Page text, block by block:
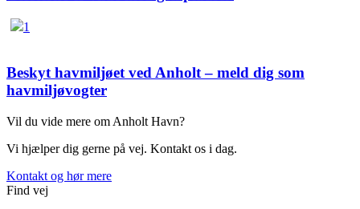
1
Beskyt havmiljøet ved Anholt – meld dig som
havmiljøvogter
Vil du vide mere om Anholt Havn?
Vi hjælper dig gerne på vej. Kontakt os i dag.
Kontakt og hør mere
Find vej